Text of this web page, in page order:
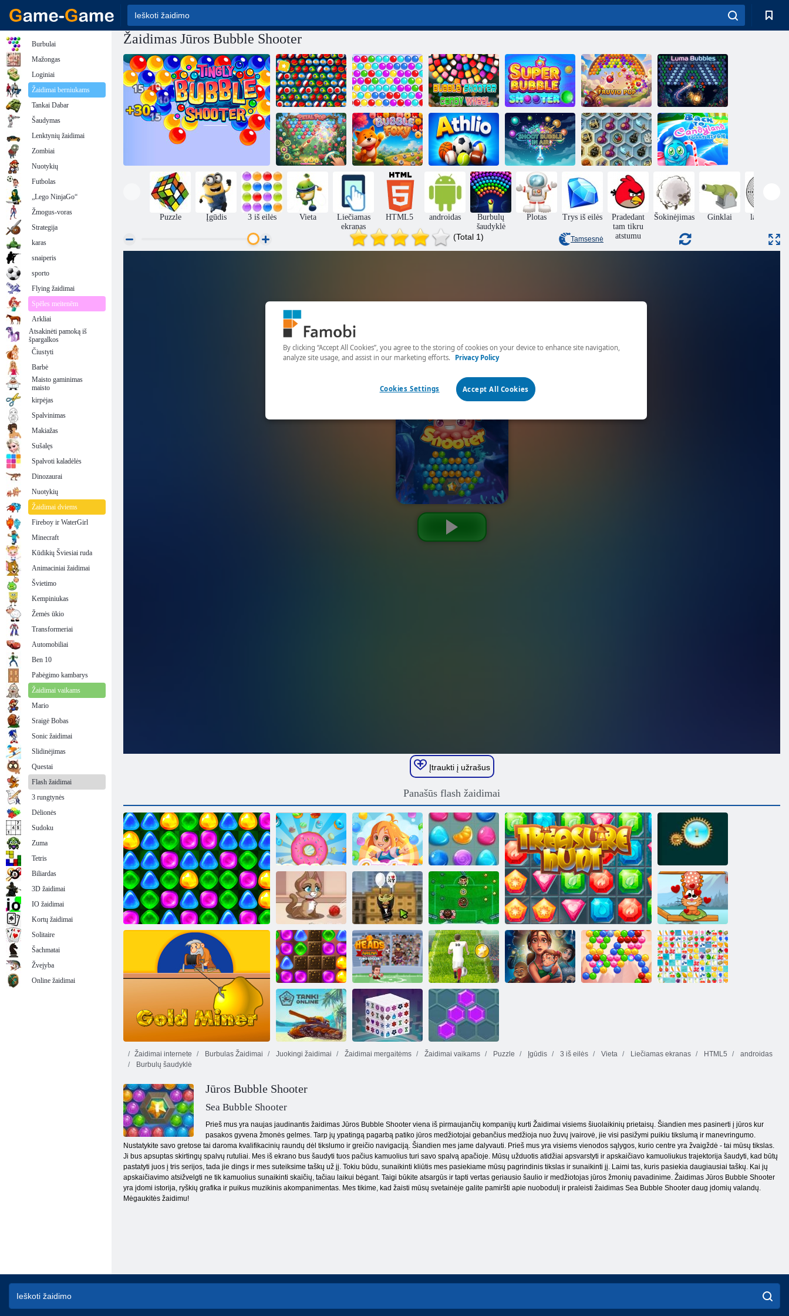
Žaidimas Jūros Bubble Shooter
Bubble Shooter
Pasaulio
čempionatas
„Bubble Shooter
Classic“
„Bubble
Shooter“
saldainių ratas
„Super Bubble
Shooter“
Fruvio pop Luma burbulai
Žiedlapių pop Bubble Foxy Athlio
Shoot Bubble in
Air
Lobiai Mystic
jūros
Grįžti į
Candyland
Sweet upę
Puzzle Įgūdis 3 iš eilės Vieta
Liečiamas
ekranas
HTML5 androidas
Burbulų
šaudyklė
Plotas Trys iš eilės
Pradedant
tam tikru
atstumu
Šokinėjimas Ginklai labirintas
(Total 1) Tamsesnė
Įtraukti į užrašus
Panašūs flash žaidimai
Grįžti į „Candyland 4“: „Lollipop“ sodas
Sausainių
sutriuškinimas
Saldainių lietus
4
Saldainių lietus
3
Brangakmenis
sprogo
Kitty Burbulai
„Amigo Pancho
2“: Niujorko
vakarėlis
Argonautas
Kojų Cinco
Kačių visame
pasaulyje - Alpių
ežerų
Grįžti į
„Candyland 2“
Heads arenoje
Europos futbolo
Euro Futbolas
sprintas
„Tanki Online“
Žaidimai internete Burbulas Žaidimai Juokingi žaidimai Žaidimai mergaitėms Žaidimai vaikams Puzzle Įgūdis 3 iš eilės Vieta Liečiamas ekranas HTML5
androidas
Burbulų šaudyklė
Jūros Bubble Shooter
Sea Bubble Shooter
Prieš mus yra naujas jaudinantis žaidimas Jūros Bubble Shooter viena iš pirmaujančių kompanijų kurti Žaidimai visiems šiuolaikinių prietaisų. Šiandien mes pasinerti į jūros kur
pasakos gyvena žmonės gelmes. Tarp jų ypatingą pagarbą patiko jūros medžiotojai gebančius medžioja nuo žuvų įvairovė, jie visi pasižymi puikiu tikslumą ir manevringumo.
Nustatykite savo gretose tai daroma kvalifikacinių raundų dėl tikslumo ir greičio navigaciją. Šiandien mes jame dalyvauti. Prieš mus yra visiems vienodos sąlygos, kurio centre yra žvaigždė - tai mūsų tikslas.
Ji bus apsuptas skirtingų spalvų rutuliai. Mes iš ekrano bus šaudyti tuos pačius kamuolius turi savo spalvą apačioje. Mūsų užduotis atidžiai apsvarstyti ir apskaičiavo kamuoliukus trajektorija šaudyti, kad būtų
pastatyti juos į tris serijos, tada jie dings ir mes suteiksime taškų už jį. Tokiu būdu, sunaikinti kliūtis mes pasiekiame mūsų pagrindinis tikslas ir sunaikinti jį. Laimi tas, kuris pasiekia daugiausiai taškų. Kai jų
apskaičiavimo atsižvelgti ne tik kamuolius sunaikinti skaičių, tačiau laikui bėgant. Taigi būkite atsargūs ir tapti vertas geriausio šaulio ir medžiotojas jūros žmonių pavadinime. Žaidimas Jūros Bubble Shooter
yra įdomi istorija, ryškių grafika ir puikus muzikinis akompanimentas. Mes tikime, kad žaisti mūsų svetainėje galite pamiršti apie nuobodulį ir praleisti žaidimas Sea Bubble Shooter daug įdomių valandų.
Mėgaukitės žaidimu!
Burbulai
Mažongas
Loginiai
Žaidimai berniukams
Tankai Dabar
Šaudymas
Lenktynių žaidimai
Zombiai
Nuotykių
Futbolas
„Lego NinjaGo“
Žmogus-voras
Strategija
karas
snaiperis
sporto
Flying žaidimai
Spēles meitenēm
Arkliai
Atsakinėti pamoką iš
špargalkos
Čiustyti
Barbė
Maisto gaminimas
maisto
kirpėjas
Spalvinimas
Makiažas
Sušalęs
Spalvoti kaladėlės
Dinozaurai
Nuotykių
Žaidimai dviems
Fireboy ir WaterGirl
Minecraft
Kūdikių Šviesiai ruda
Animaciniai žaidimai
Švietimo
Kempiniukas
Žemės ūkio
Transformeriai
Automobiliai
Ben 10
Pabėgimo kambarys
Žaidimai vaikams
Mario
Sraigė Bobas
Sonic žaidimai
Slidinėjimas
Questai
Flash žaidimai
3 rungtynės
Dėlionės
Sudoku
Zuma
Tetris
Biliardas
3D žaidimai
IO žaidimai
Kortų žaidimai
Solitaire
Šachmatai
Žvejyba
Online žaidimai